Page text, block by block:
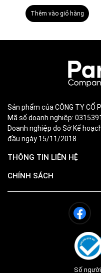
Thêm vào giỏ hàng
Sản phẩm của CÔNG TY CỔ
Mã số doanh nghiệp:
Doanh nghiệp do Sở Kế
đầu ngày 15/11/2018.
THÔNG TIN LIÊN HỆ
CHÍNH SÁCH
Số